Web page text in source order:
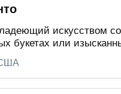
искусством
букетах или